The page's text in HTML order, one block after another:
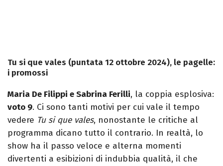
Tu si que vales (puntata 12 ottobre 2024), le pagelle:
i promossi
Maria De Filippi e Sabrina Ferilli, la coppia esplosiva:
voto 9. Ci sono tanti motivi per cui vale il tempo
vedere Tu si que vales, nonostante le critiche al
programma dicano tutto il contrario. In realtà, lo
show ha il passo veloce e alterna momenti
divertenti a esibizioni di indubbia qualità, il che